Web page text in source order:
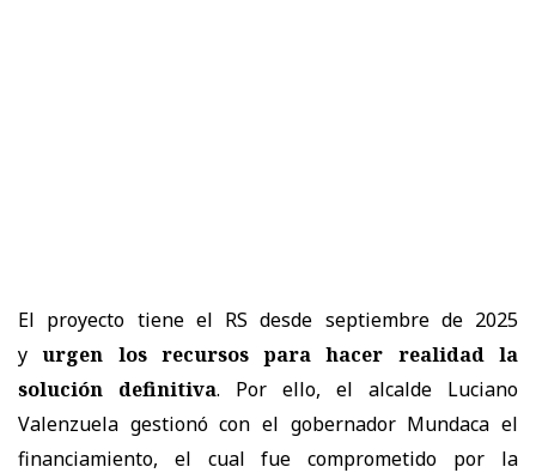
El proyecto tiene el RS desde septiembre de 2025
y urgen los recursos para hacer realidad la
solución definitiva. Por ello, el alcalde Luciano
Valenzuela gestionó con el gobernador Mundaca el
financiamiento, el cual fue comprometido por la